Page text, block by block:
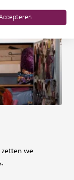
zetten we